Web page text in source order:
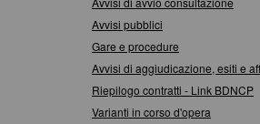
Avvisi pubblici
Gare e procedure
Avvisi di aggiudicazione, esiti e
Riepilogo contratti - Link BDNCP
Varianti in corso d'opera